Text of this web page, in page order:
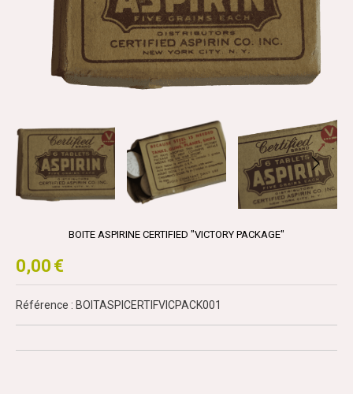
BOITE ASPIRINE CERTIFIED "VICTORY PACKAGE"
0,00 €
Référence : BOITASPICERTIFVICPACK001